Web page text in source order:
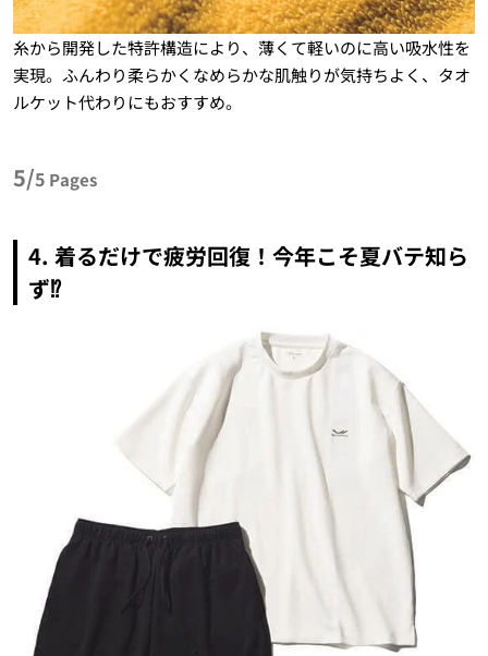
糸から開発した特許構造により、薄くて軽いのに高い吸水性を
実現。ふんわり柔らかくなめらかな肌触りが気持ちよく、タオ
ルケット代わりにもおすすめ。
5/5 Pages
4. 着るだけで疲労回復！今年こそ夏バテ知ら
ず⁉